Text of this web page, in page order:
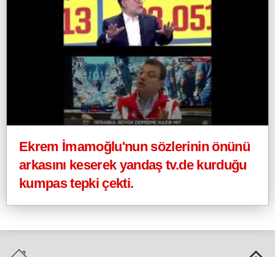
Ekrem İmamoğlu'nun sözlerinin önünü
arkasını keserek yandaş tv.de kurduğu
kumpas tepki çekti.